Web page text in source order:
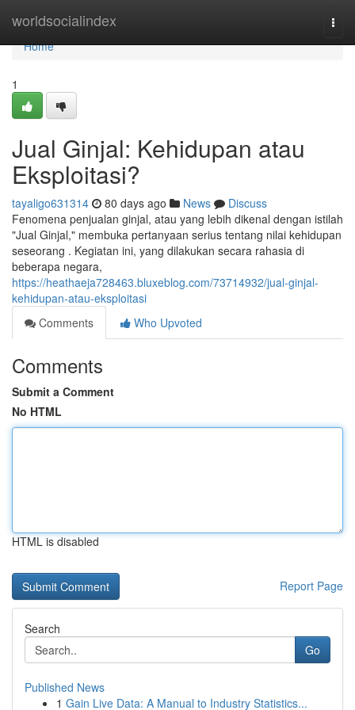
worldsocialindex
Home
Home
1
Jual Ginjal: Kehidupan atau
Eksploitasi?
tayaligo631314 80 days ago News
Discuss
Fenomena penjualan ginjal, atau yang lebih dikenal dengan istilah
"Jual Ginjal," membuka pertanyaan serius tentang nilai kehidupan
seseorang . Kegiatan ini, yang dilakukan secara rahasia di
beberapa negara,
https://heathaeja728463.bluxeblog.com/73714932/jual-ginjal-
kehidupan-atau-eksploitasi
Comments
Who Upvoted
Comments
Submit a Comment
No HTML
HTML is disabled
Report Page
Search
Go
Published News
1 Gain Live Data: A Manual to Industry Statistics...